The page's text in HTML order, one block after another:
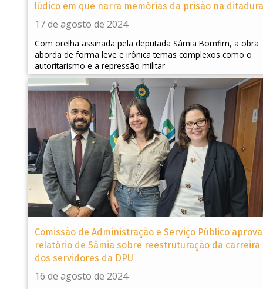
lúdico em que narra memórias da prisão na ditadura
17 de agosto de 2024
Com orelha assinada pela deputada Sâmia Bomfim, a obra
aborda de forma leve e irônica temas complexos como o
autoritarismo e a repressão militar
Comissão de Administração e Serviço Público aprova
relatório de Sâmia sobre reestruturação da carreira
dos servidores da DPU
16 de agosto de 2024